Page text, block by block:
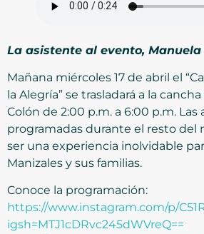
La asistente al evento, Manuela
Mañana miércoles 17 de abril el
la Alegría” se trasladará a la
Colón de 2:00 p.m. a 6:00 p.m.
programadas durante el resto del
ser una experiencia inolvidable
Manizales y sus familias.
Conoce la programación:
https://www.instagram.com/p/
igsh=MTJ1cDRvc245dWVreQ==